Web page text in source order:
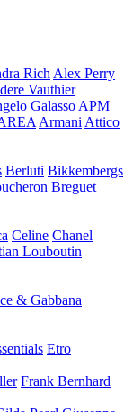
RichAlex Perry
Vauthier
GalassoAPM
ArmaniAttico
Berluti Bikkembergs
Breguet
Celine Chanel
Louboutin
& Gabbana
Etro
Frank Bernhard